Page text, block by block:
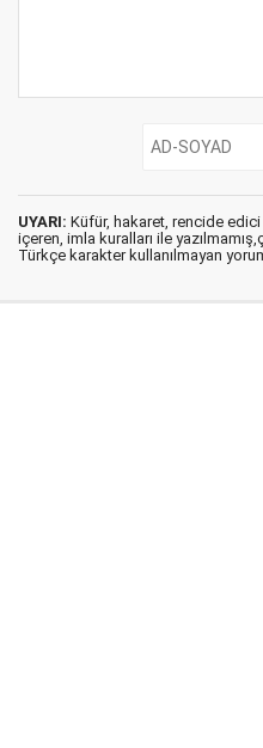
UYARI: Küfür, hakaret, rencide edici
içeren, imla kuralları ile
Türkçe karakter kullanılmayan